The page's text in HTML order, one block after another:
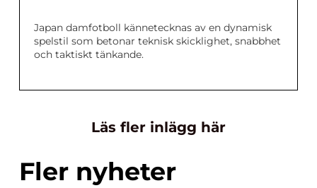
Japan damfotboll kännetecknas av en dynamisk
spelstil som betonar teknisk skicklighet, snabbhet
och taktiskt tänkande.
Läs fler inlägg här
Fler nyheter